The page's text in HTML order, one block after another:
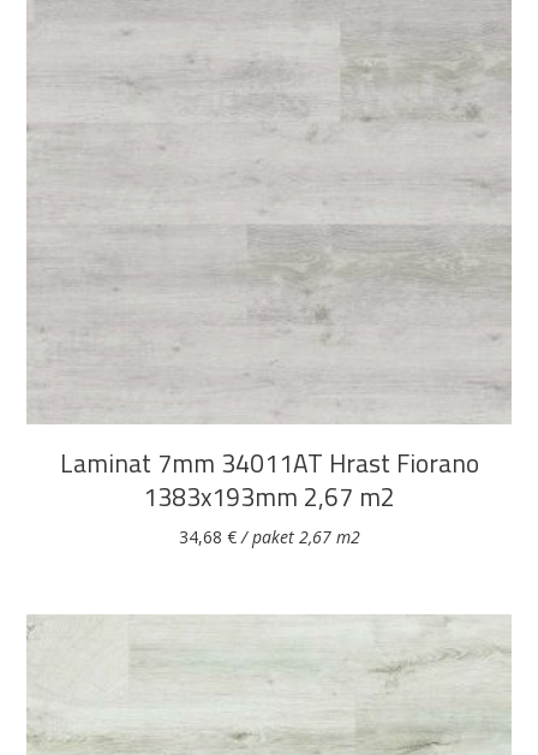
Bijela ElektromaterijalVijčana Okovi
za
namještaj
DODAJ U KOŠARICU
Laminat 7mm 34011AT Hrast Fiorano
1383x193mm 2,67 m2
34,68 €/ paket 2,67 m2